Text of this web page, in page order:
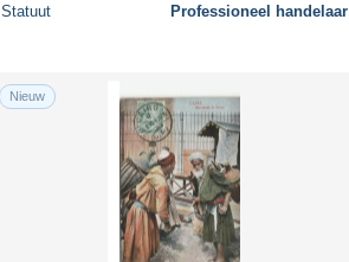
Statuut Professioneel handelaar
Nieuw